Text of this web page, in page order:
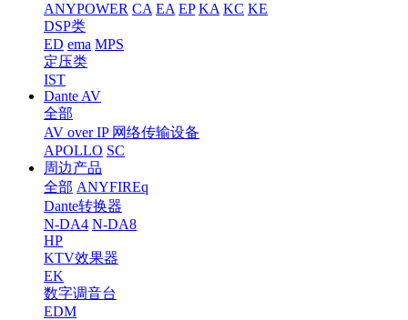
ANYPOWER CA EA EP KA KC KE
DSP类
ED ema MPS
定压类
IST
Dante AV
全部
AV over IP 网络传输设备
APOLLO SC
周边产品
全部 ANYFIREq
Dante转换器
N-DA4 N-DA8
HP
KTV效果器
EK
数字调音台
EDM